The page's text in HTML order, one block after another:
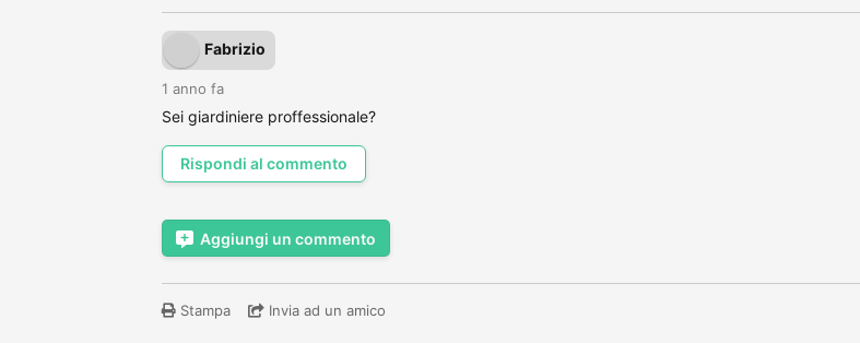
Fabrizio
1 anno fa
Sei giardiniere proffessionale?
Rispondi al commento
Aggiungi un commento
Stampa Invia ad un amico